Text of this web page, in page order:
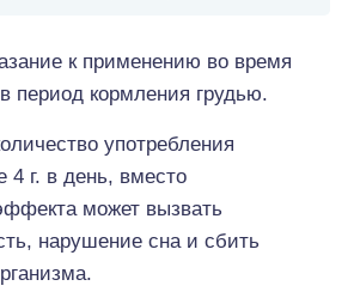
к применению во время
период кормления грудью.
употребления
4 г. в день, вместо
может вызвать
нарушение сна и сбить